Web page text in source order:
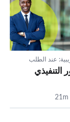
عند الطلب
التنفيذي